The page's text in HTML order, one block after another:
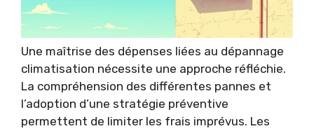
Une maîtrise des dépenses liées au dépannage
climatisation nécessite une approche réfléchie.
La compréhension des différentes pannes et
l’adoption d’une stratégie préventive
permettent de limiter les frais imprévus. Les